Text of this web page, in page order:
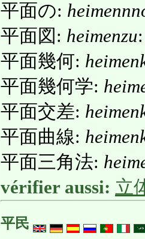
平面の:
平面図: heimenzu
平面幾何:
平面幾何学:
平面交差:
平面曲線:
平面三角法:
vérifier aussi: 立
平民